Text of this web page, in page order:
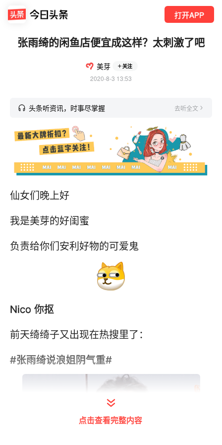
打开APP
张雨绮的闲鱼店便宜成这样？太刺激了吧
美芽 关注
2020-8-3 13:53
头条听资讯，时事尽掌握 去听全文
仙女们晚上好
我是美芽的好闺蜜
负责给你们安利好物的可爱鬼
Nico 你抠
前天绮绮子又出现在热搜里了：
#张雨绮说浪姐阴气重#
点击查看完整内容